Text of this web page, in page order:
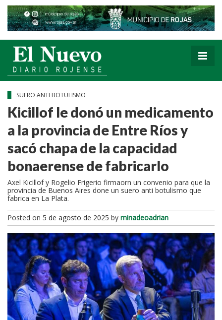
SUERO ANTI BOTULISMO
Kicillof le donó un medicamento
a la provincia de Entre Ríos y
sacó chapa de la capacidad
bonaerense de fabricarlo
Axel Kicillof y Rogelio Frigerio firmaorn un convenio para que la
provincia de Buenos Aires done un suero anti botulismo que
fabrica en La Plata.
Posted on 5 de agosto de 2025 by minadeoadrian